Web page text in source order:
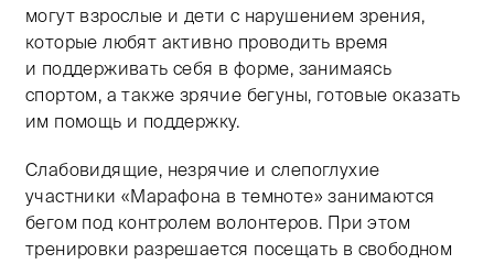
могут взрослые и дети с нарушением зрения,
которые любят активно проводить время
и поддерживать себя в форме, занимаясь
спортом, а также зрячие бегуны, готовые оказать
им помощь и поддержку.
Слабовидящие, незрячие и слепоглухие
участники «Марафона в темноте» занимаются
бегом под контролем волонтеров. При этом
тренировки разрешается посещать в свободном